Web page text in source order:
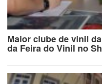
Maior clube de vinil
da Feira do Vinil no